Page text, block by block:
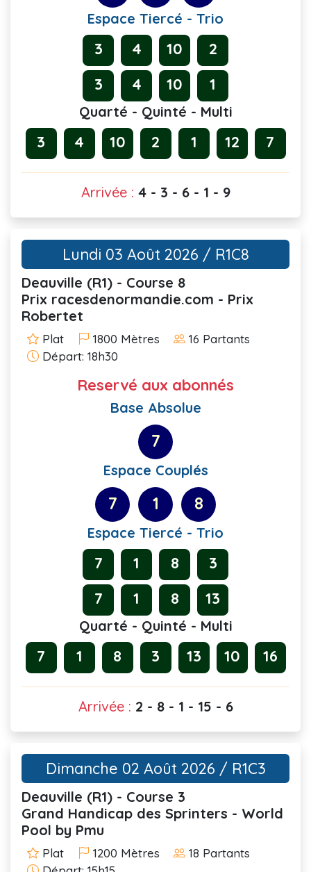
Espace Tiercé - Trio
3 4 10
2
3
4 10 1
Quarté - Quinté - Multi
3 4 10 2 1 12 7
Arrivée : 4 - 3 - 6 - 1 - 9
Lundi 03 Août 2026 / R1C8
Deauville (R1) - Course 8
Prix racesdenormandie.com - Prix
Robertet
Plat 1800 Mètres
16 Partants
Départ: 18h30
Reservé aux abonnés
Base Absolue
7
Espace Couplés
7 1 8
Espace Tiercé - Trio
7 1 8
3
7
1 8 13
Quarté - Quinté - Multi
7 1 8 3 13 10 16
Arrivée : 2 - 8 - 1 - 15 - 6
Dimanche 02 Août 2026 / R1C3
Deauville (R1) - Course 3
Grand Handicap des Sprinters - World
Pool by Pmu
Plat 1200 Mètres
18 Partants